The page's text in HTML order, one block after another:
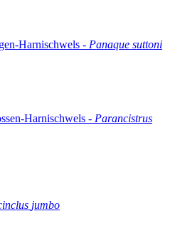
Harnischwels - Panaque suttoni
Harnischwels - Parancistrus
jumbo